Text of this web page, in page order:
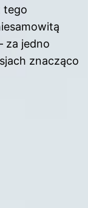
tego
za jedno
znacząco